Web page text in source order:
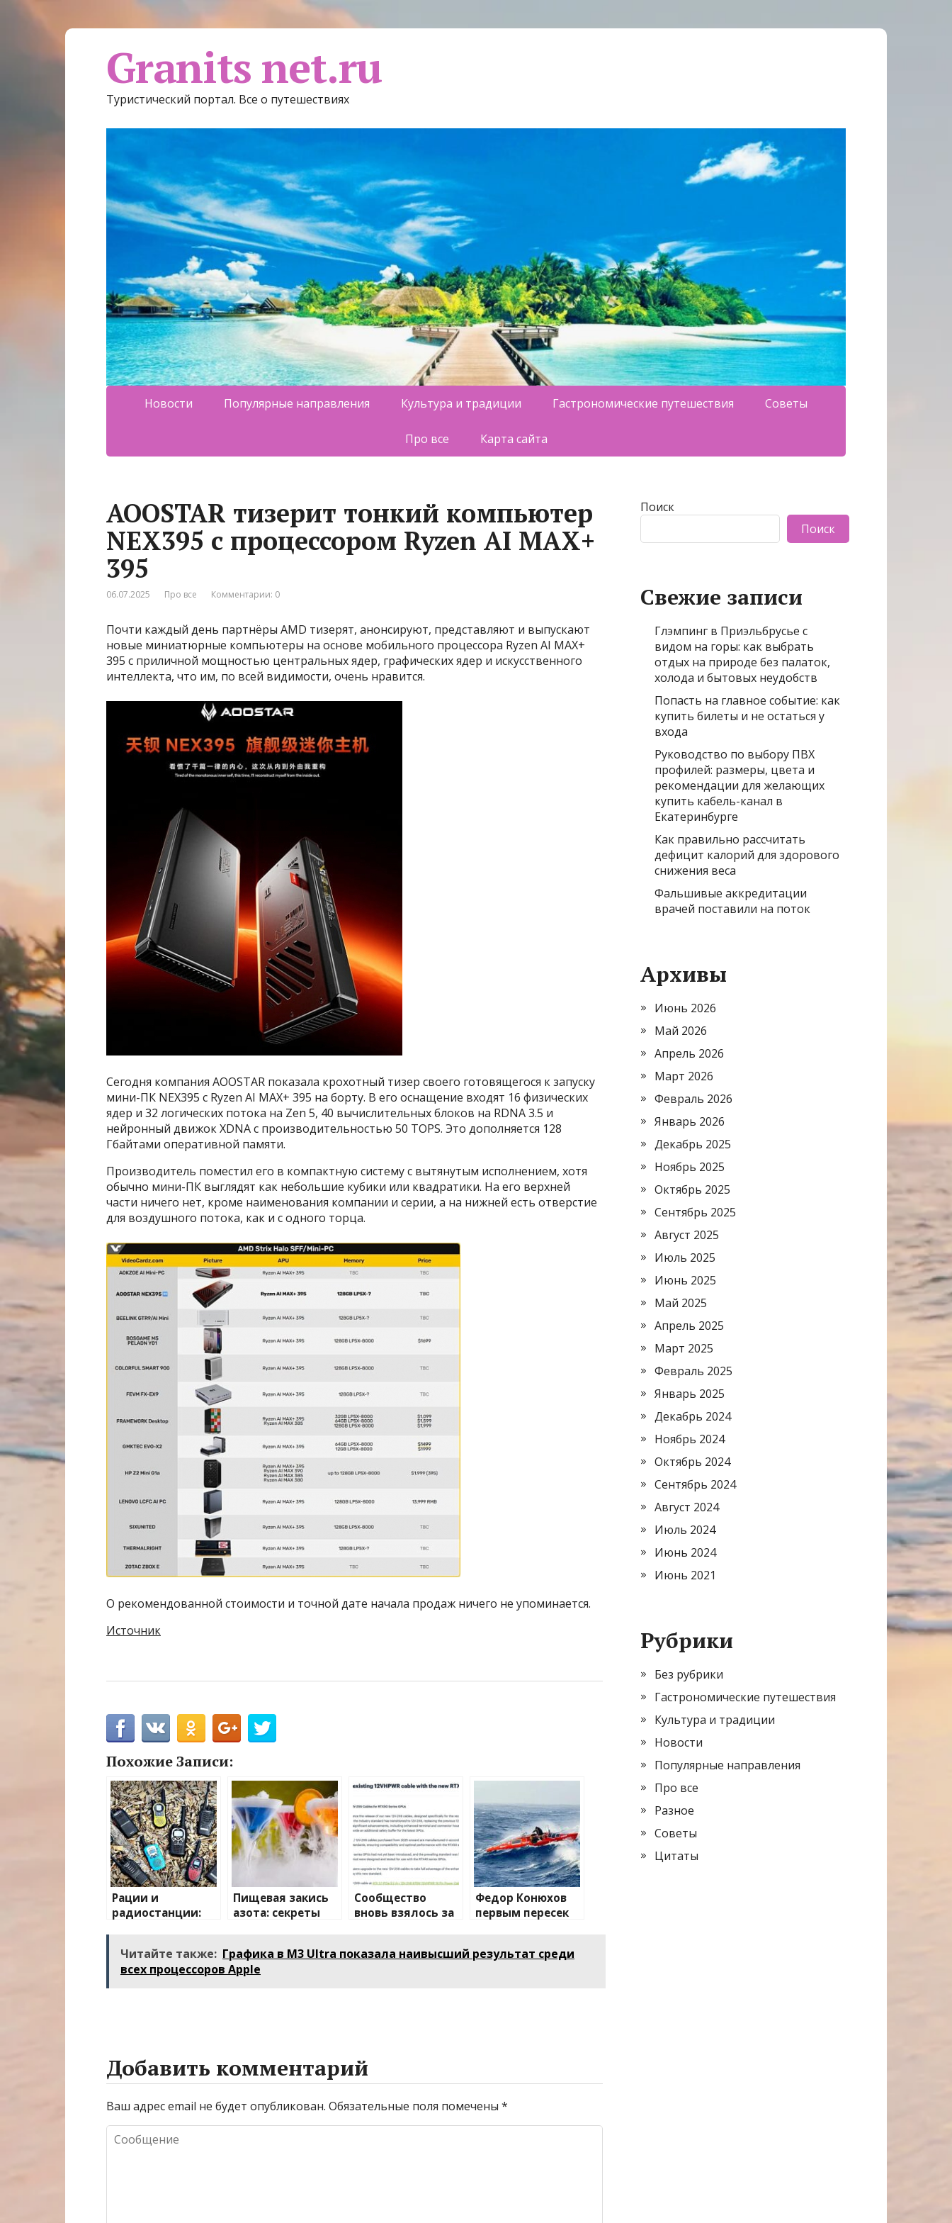
Granits net.ru
Туристический портал. Все о путешествиях
Новости Популярные направления Культура и традиции Гастрономические путешествия Советы
Про все Карта сайта
AOOSTAR тизерит тонкий компьютер
NEX395 с процессором Ryzen AI MAX+
395
06.07.2025 Про все Комментарии: 0
Почти каждый день партнёры AMD тизерят, анонсируют, представляют и выпускают
новые миниатюрные компьютеры на основе мобильного процессора Ryzen AI MAX+
395 с приличной мощностью центральных ядер, графических ядер и искусственного
интеллекта, что им, по всей видимости, очень нравится.
Сегодня компания AOOSTAR показала крохотный тизер своего готовящегося к запуску
мини-ПК NEX395 с Ryzen AI MAX+ 395 на борту. В его оснащение входят 16 физических
ядер и 32 логических потока на Zen 5, 40 вычислительных блоков на RDNA 3.5 и
нейронный движок XDNA с производительностью 50 TOPS. Это дополняется 128
Гбайтами оперативной памяти.
Производитель поместил его в компактную систему с вытянутым исполнением, хотя
обычно мини-ПК выглядят как небольшие кубики или квадратики. На его верхней
части ничего нет, кроме наименования компании и серии, а на нижней есть отверстие
для воздушного потока, как и с одного торца.
О рекомендованной стоимости и точной дате начала продаж ничего не упоминается.
Источник
Похожие Записи:
Рации и
радиостанции:
миру
беспроводной
Пищевая закись
азота: секреты
Сообщество
вновь взялось за
разъема 12V-2×6
Федор Конюхов
первым пересек
весельной лодке
Читайте также: Графика в M3 Ultra показала наивысший результат среди
всех процессоров Apple
Добавить комментарий
Ваш адрес email не будет опубликован. Обязательные поля помечены *
Поиск
Поиск
Свежие записи
Глэмпинг в Приэльбрусье с
видом на горы: как выбрать
отдых на природе без палаток,
холода и бытовых неудобств
Попасть на главное событие: как
купить билеты и не остаться у
входа
Руководство по выбору ПВХ
профилей: размеры, цвета и
рекомендации для желающих
купить кабель-канал в
Екатеринбурге
Как правильно рассчитать
дефицит калорий для здорового
снижения веса
Фальшивые аккредитации
врачей поставили на поток
Архивы
Июнь 2026
Май 2026
Апрель 2026
Март 2026
Февраль 2026
Январь 2026
Декабрь 2025
Ноябрь 2025
Октябрь 2025
Сентябрь 2025
Август 2025
Июль 2025
Июнь 2025
Май 2025
Апрель 2025
Март 2025
Февраль 2025
Январь 2025
Декабрь 2024
Ноябрь 2024
Октябрь 2024
Сентябрь 2024
Август 2024
Июль 2024
Июнь 2024
Июнь 2021
Рубрики
Без рубрики
Гастрономические путешествия
Культура и традиции
Новости
Популярные направления
Про все
Разное
Советы
Цитаты